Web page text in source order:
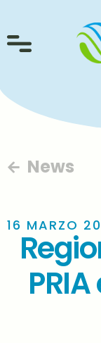
News
16 MARZO